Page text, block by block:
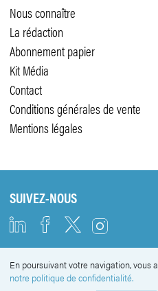
Nous connaître
La rédaction
Abonnement papier
Kit Média
Contact
Conditions générales de vente
Mentions légales
SUIVEZ-NOUS
NEWSLETTER
En poursuivant votre navigation, vous
notre politique de confidentialité.